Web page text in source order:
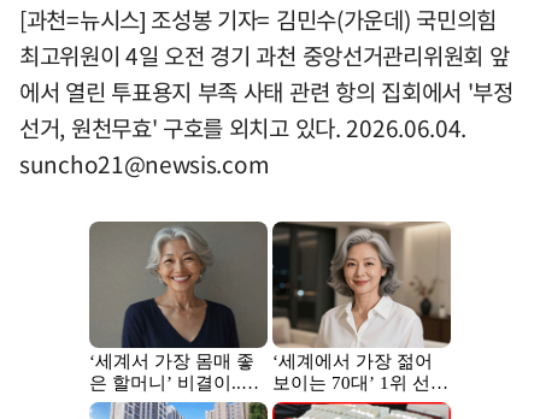
[과천=뉴시스] 조성봉 기자= 김민수(가운데) 국민의힘
최고위원이 4일 오전 경기 과천 중앙선거관리위원회 앞
에서 열린 투표용지 부족 사태 관련 항의 집회에서 '부정
선거, 원천무효' 구호를 외치고 있다. 2026.06.04.
suncho21@newsis.com